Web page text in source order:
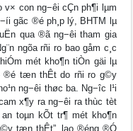
v× con ng−êi cÇn ph¶i lµm
gãc ®é ph¸p lý, BHTM lµ
qua ®ã ng−êi tham gia
ngõa rñi ro bao gåm c¸c
mét kho¶n tiÒn gäi lµ
®é tæn thÊt do rñi ro g©y
ng−êi thøc ba. Ng−îc l¹i
x¶y ra ng−êi ra thùc tèt
toµn kÕt tr¶ mét kho¶n
tæn thÊt”. lao ®éng ®Ó